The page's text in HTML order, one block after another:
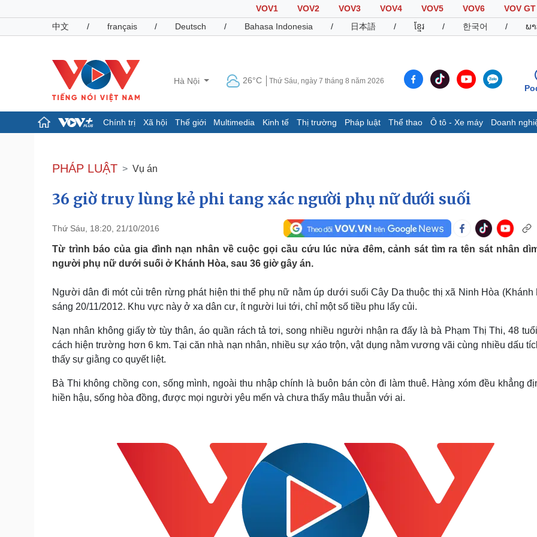
VOV1 VOV2 VOV3 VOV4 VOV5 VOV6
VOV GT
中文
/ français / Deutsch / Bahasa Indonesia / 日本語 / ខ្មែរ / 한국어 / ພ
Hà Nội 26°C Thứ Sáu, ngày 7 tháng 8 năm 2026
Chính trị Xã hội Thế giới Multimedia Kinh tế Thị trường Pháp luật Thể thao Ô tô - Xe máy Doanh
Đảng
Tổ chức nhân sự
Nhận diện sự thật
Dấu ấn VOV
Infographic
Pháp luật
Vụ án
Tư vấn luật
Quân sự - Quốc phòng
Vũ khí
Phân tích
Thể thao
Bóng đá
Thế giới thể thao
eSports
Hậu trường
Ô tô - Xe máy
Tư vấn
Sức khỏe
Dinh dưỡng - món ngon
Cây thuốc
Nhi khoa
Nam khoa
Đời sống
Nhà đẹp
Văn hóa
Sân khấu - Điện ảnh
Di sản
Giải trí
Nghệ sĩ
PHÁP LUẬT Vụ án
36 giờ truy lùng kẻ phi tang xác người phụ nữ dưới suối
Thứ Sáu, 18:20, 21/10/2016
Từ trình báo của gia đình nạn nhân về cuộc gọi cầu cứu lúc nửa đêm, cảnh sát tìm ra tên sát nhân
người phụ nữ dưới suối ở Khánh Hòa, sau 36 giờ gây án.
Người dân đi mót củi trên rừng phát hiện thi thể phụ nữ nằm úp dưới suối Cây Da thuộc thị xã Ninh Hòa (Khánh
sáng 20/11/2012. Khu vực này ở xa dân cư, ít người lui tới, chỉ một số tiều phu lấy củi.
Nạn nhân không giấy tờ tùy thân, áo quần rách tả tơi, song nhiều người nhận ra đấy là bà Phạm Thị Thi, 48
cách hiện trường hơn 6 km. Tại căn nhà nạn nhân, nhiều sự xáo trộn, vật dụng nằm vương vãi cùng nhiều dấu
thấy sự giằng co quyết liệt.
Bà Thi không chồng con, sống mình, ngoài thu nhập chính là buôn bán còn đi làm thuê. Hàng xóm đều khẳng
hiền hậu, sống hòa đồng, được mọi người yêu mến và chưa thấy mâu thuẫn với ai.